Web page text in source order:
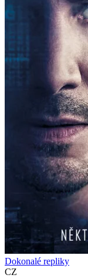
Dokonalé repliky
CZ